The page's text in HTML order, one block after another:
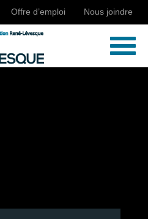
Offre d’emploi Nous joindre